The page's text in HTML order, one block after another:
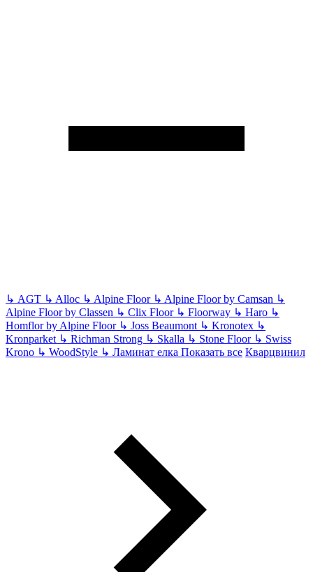
↳ AGT ↳ Alloc ↳ Alpine Floor ↳ Alpine Floor by Camsan ↳
Alpine Floor by Classen ↳ Clix Floor ↳ Floorway ↳ Haro ↳
Homflor by Alpine Floor ↳ Joss Beaumont ↳ Kronotex ↳
Kronparket ↳ Richman Strong ↳ Skalla ↳ Stone Floor ↳ Swiss
Krono ↳ WoodStyle ↳ Ламинат елка Показать все Кварцвинил